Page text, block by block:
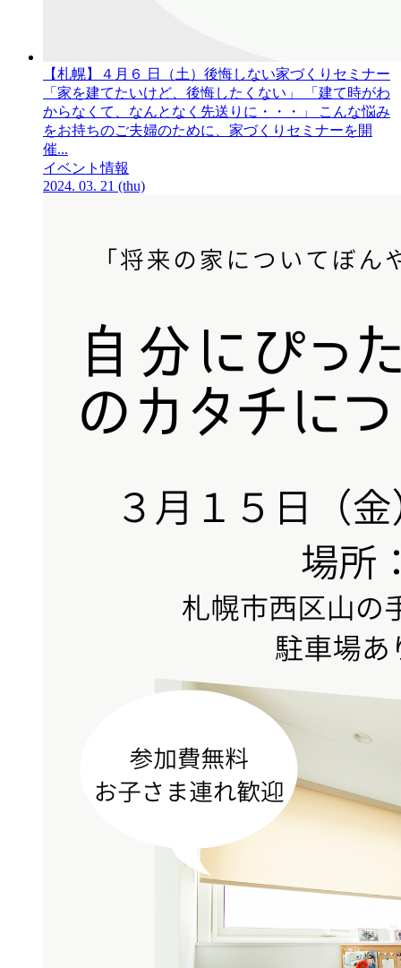
【札幌】４月６ 日 （土） 後悔しない家づくりセミナー
「家を建てたいけど、後悔したくない」 「建て時がわ
からなくて、なんとなく先送りに・・・」 こんな悩み
をお持ちのご夫婦のために、家づくりセミナーを開
催...
イベント情報
2024. 03. 21 (thu)